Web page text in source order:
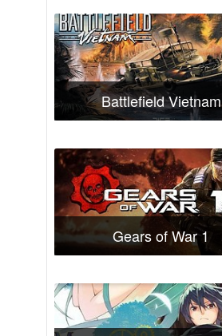
Battlefield Vietnam
Gears of War 1